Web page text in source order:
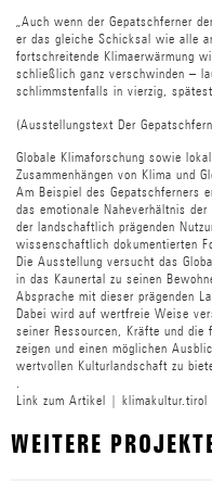
„Auch wenn der Gepatschferner
er das gleiche Schicksal wie alle
fortschreitende Klimaerwärmung
schließlich ganz verschwinden –
schlimmstenfalls in vierzig,
(Ausstellungstext Der
Globale Klimaforschung sowie
Zusammenhängen von Klima und
Am Beispiel des Gepatschferners
das emotionale Naheverhältnis
der landschaftlich prägenden
wissenschaftlich dokumentierten
Die Ausstellung versucht das
in das Kaunertal zu seinen
Absprache mit dieser prägenden
Dabei wird auf wertfreie Weise
seiner Ressourcen, Kräfte und die
zeigen und einen möglichen
wertvollen Kulturlandschaft zu
.
Link zum Artikel | klimakultur.tirol
WEITERE